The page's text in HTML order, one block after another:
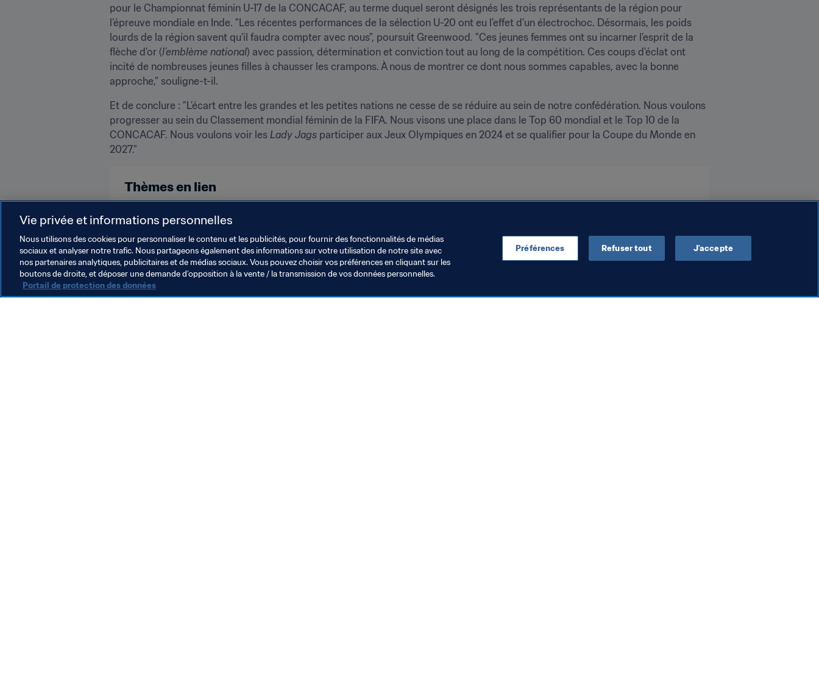
pour le Championnat féminin U-17 de la CONCACAF, au terme duquel seront désignés les trois représentants de la région pour
l’épreuve mondiale en Inde. "Les récentes performances de la sélection U-20 ont eu l’effet d’un électrochoc. Désormais, les poids
lourds de la région savent qu'il faudra compter avec nous", poursuit Greenwood. "Ces jeunes femmes ont su incarner l’esprit de la
flèche d’or (l’emblème national) avec passion, détermination et conviction tout au long de la compétition. Ces coups d'éclat ont
incité de nombreuses jeunes filles à chausser les crampons. À nous de montrer ce dont nous sommes capables, avec la bonne
approche," souligne-t-il.
Et de conclure : "L’écart entre les grandes et les petites nations ne cesse de se réduire au sein de notre confédération. Nous voulons
progresser au sein du Classement mondial féminin de la FIFA. Nous visons une place dans le Top 60 mondial et le Top 10 de la
CONCACAF. Nous voulons voir les Lady Jags participer aux Jeux Olympiques en 2024 et se qualifier pour la Coupe du Monde en
2027."
Thèmes en lien
Guyana
Vie privée et informations personnelles
Nous utilisons des cookies pour personnaliser le contenu et les publicités, pour fournir des fonctionnalités de médias
sociaux et analyser notre trafic. Nous partageons également des informations sur votre utilisation de notre site avec
nos partenaires analytiques, publicitaires et de médias sociaux. Vous pouvez choisir vos préférences en cliquant sur les
boutons de droite, et déposer une demande d’opposition à la vente / la transmission de vos données personnelles.
Portail de protection des données
Préférences Refuser tout J’accepte